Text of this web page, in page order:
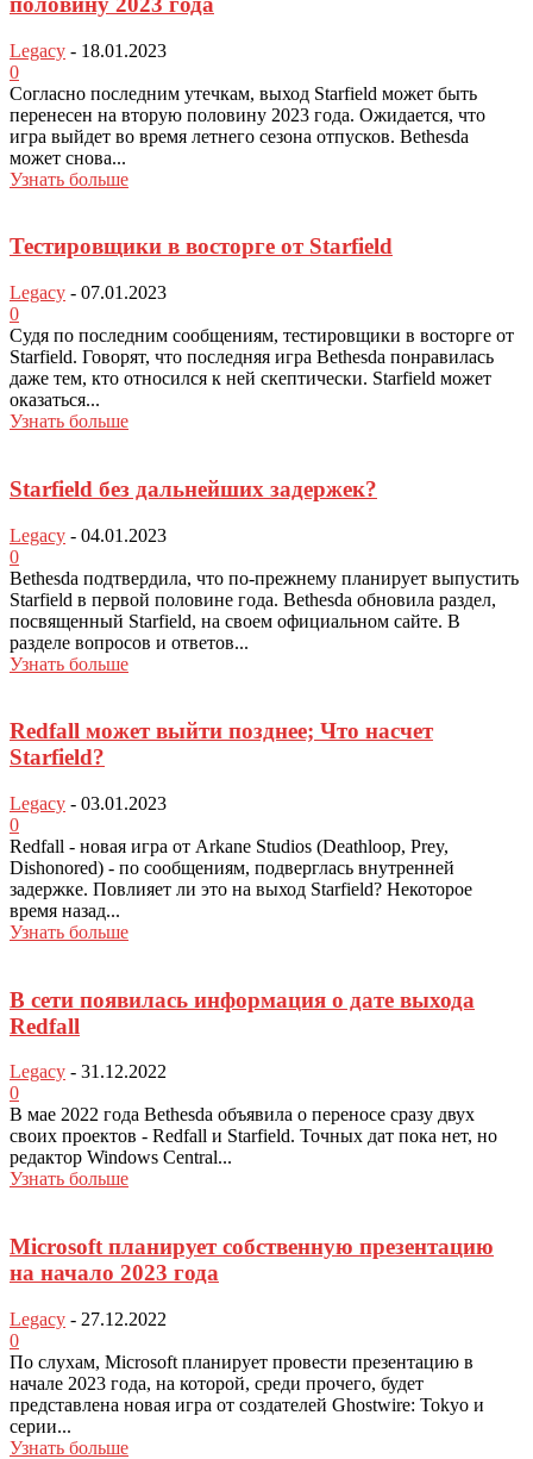
Legacy - 18.01.2023
0
Согласно последним утечкам, выход Starfield может быть
перенесен на вторую половину 2023 года. Ожидается, что
игра выйдет во время летнего сезона отпусков. Bethesda
может снова...
Узнать больше
Тестировщики в восторге от Starfield
Legacy - 07.01.2023
0
Судя по последним сообщениям, тестировщики в восторге от
Starfield. Говорят, что последняя игра Bethesda понравилась
даже тем, кто относился к ней скептически. Starfield может
оказаться...
Узнать больше
Starfield без дальнейших задержек?
Legacy - 04.01.2023
0
Bethesda подтвердила, что по-прежнему планирует выпустить
Starfield в первой половине года. Bethesda обновила раздел,
посвященный Starfield, на своем официальном сайте. В
разделе вопросов и ответов...
Узнать больше
Redfall может выйти позднее; Что насчет
Starfield?
Legacy - 03.01.2023
0
Redfall - новая игра от Arkane Studios (Deathloop, Prey,
Dishonored) - по сообщениям, подверглась внутренней
задержке. Повлияет ли это на выход Starfield? Некоторое
время назад...
Узнать больше
В сети появилась информация о дате выхода
Redfall
Legacy - 31.12.2022
0
В мае 2022 года Bethesda объявила о переносе сразу двух
своих проектов - Redfall и Starfield. Точных дат пока нет, но
редактор Windows Central...
Узнать больше
Microsoft планирует собственную презентацию
на начало 2023 года
Legacy - 27.12.2022
0
По слухам, Microsoft планирует провести презентацию в
начале 2023 года, на которой, среди прочего, будет
представлена новая игра от создателей Ghostwire: Tokyo и
серии...
Узнать больше